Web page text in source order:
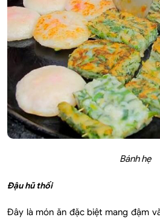
Bánh hẹ
Đậu hũ thối
Đây là món ăn đặc biệt mang đậm